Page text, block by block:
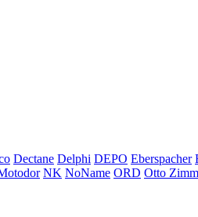
Dectane Delphi DEPO Eberspacher
NK NoName ORD Otto